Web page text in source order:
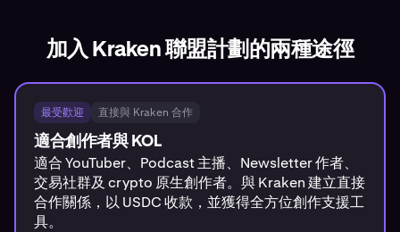
加入 Kraken 聯盟計劃的兩種途徑
最受歡迎 直接與 Kraken 合作
適合創作者與 KOL
適合 YouTuber、Podcast 主播、Newsletter 作者、
交易社群及 crypto 原生創作者。與 Kraken 建立直接
合作關係，以 USDC 收款，並獲得全方位創作支援工
具。